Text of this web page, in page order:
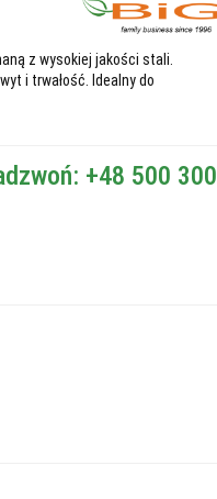
z wysokiej jakości stali.
i trwałość. Idealny do
+48 500 300